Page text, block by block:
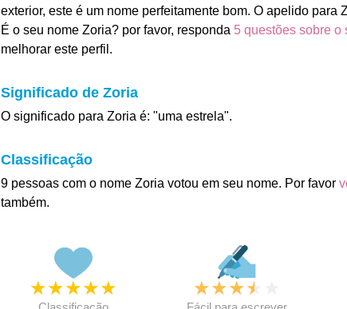
exterior, este é um nome perfeitamente bom. O apelido para
É o seu nome Zoria? por favor, responda 5 questões sobre o
melhorar este perfil.
Significado de Zoria
O significado para Zoria é: "uma estrela".
Classificação
9 pessoas com o nome Zoria votou em seu nome. Por favor
também.
★★★★★ ★★★★